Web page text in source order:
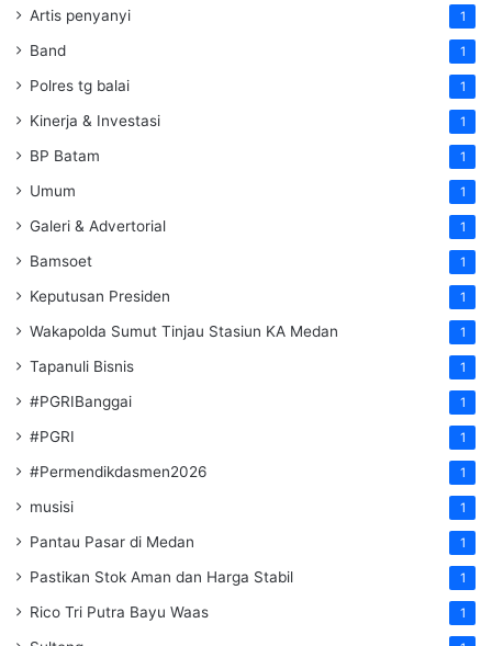
Artis penyanyi 1
Band 1
Polres tg balai 1
Kinerja & Investasi 1
BP Batam 1
Umum 1
Galeri & Advertorial 1
Bamsoet 1
Keputusan Presiden 1
Wakapolda Sumut Tinjau Stasiun KA Medan 1
Tapanuli Bisnis 1
#PGRIBanggai 1
#PGRI 1
#Permendikdasmen2026 1
musisi 1
Pantau Pasar di Medan 1
Pastikan Stok Aman dan Harga Stabil 1
Rico Tri Putra Bayu Waas 1